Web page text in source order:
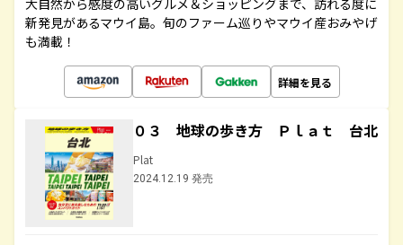
大自然から感度の高いグルメ＆ショッピングまで、訪れる度に
新発見があるマウイ島。旬のファーム巡りやマウイ産おみやげ
も満載！
詳細を見る
０３ 地球の歩き方 Ｐｌａｔ 台北
Plat
2024.12.19 発売